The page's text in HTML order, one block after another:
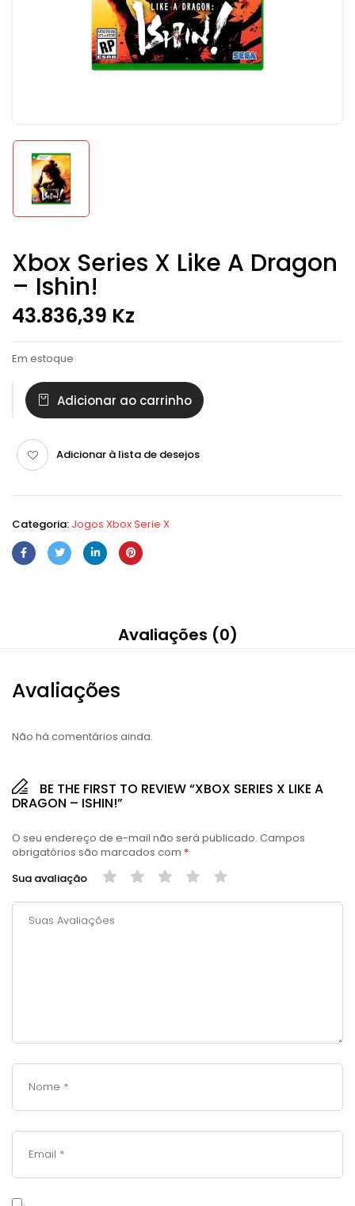
Xbox Series X Like A Dragon
– Ishin!
43.836,39 Kz
Em estoque
Adicionar ao carrinho
Adicionar à lista de desejos
Categoria: Jogos Xbox Serie X
Avaliações (0)
Avaliações
Não há comentários ainda.
BE THE FIRST TO REVIEW “XBOX SERIES X LIKE A
DRAGON – ISHIN!”
O seu endereço de e-mail não será publicado. Campos
obrigatórios são marcados com *
Sua avaliação